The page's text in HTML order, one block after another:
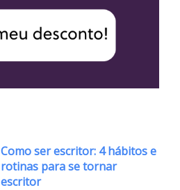
Como ser escritor: 4 hábitos e
rotinas para se tornar
escritor